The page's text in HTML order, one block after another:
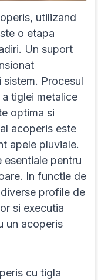
utilizand
o etapa
Un suport
Procesul
tiglei metalice
optima si
acoperis este
apele pluviale.
esentiale pentru
In functie de
profile de
si executia
un acoperis
cu tigla